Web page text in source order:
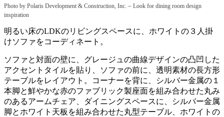
Photo by Polaris Development & Construction, Inc. – Look for dining room design
inspiration
明るい床のLDKのリビングスペースに、ホワイトの３人掛
けソファをコーディネート。
ソファと対面の壁に、グレージュの曲線デザインの凸凹した
アクセントタイルを貼り、ソファの前に、透明素材の長方形
テーブルをレイアウト。コーナーを背に、シルバー金属の１
本脚と鮮やかな赤のファブリック製座面を組み合わせた丸み
のあるアームチェア、ダイニングスペースに、シルバー金属
脚とホワイト天板を組み合わせた丸型テーブル、ホワイトの